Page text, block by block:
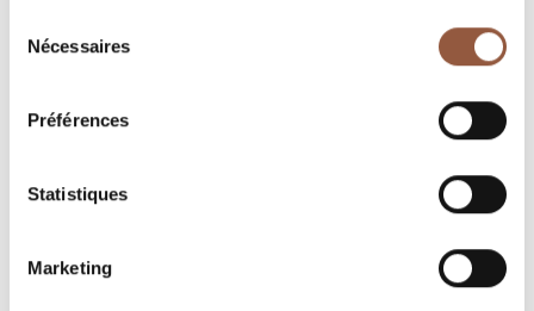
Nécessaires
Préférences
Statistiques
Marketing